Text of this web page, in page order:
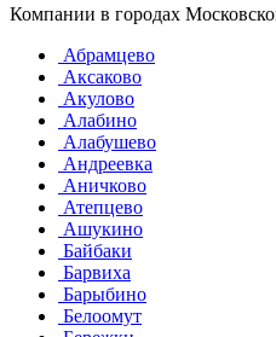
Компании в городах
Абрамцево
Аксаково
Акулово
Алабино
Алабушево
Андреевка
Аничково
Атепцево
Ашукино
Байбаки
Барвиха
Барыбино
Белоомут